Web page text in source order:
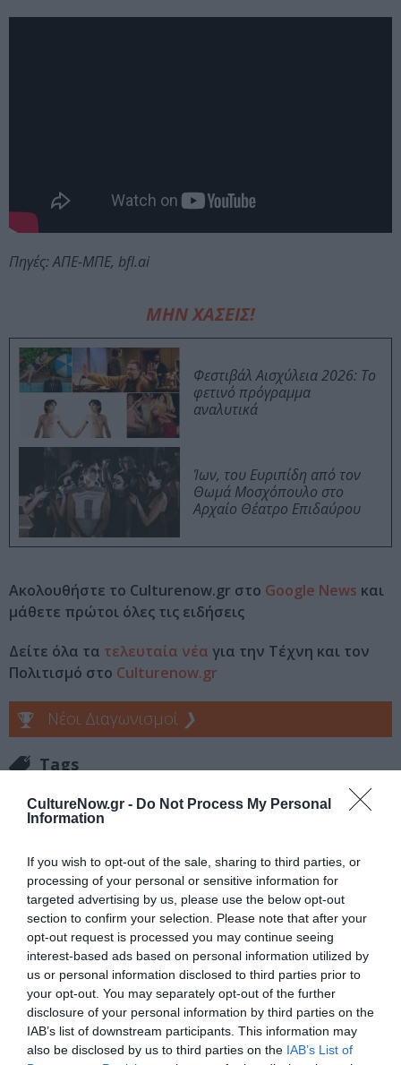
CultureNow.gr - Do Not Process My Personal
Information
If you wish to opt-out of the sale, sharing to third parties, or
processing of your personal or sensitive information for
targeted advertising by us, please use the below opt-out
section to confirm your selection. Please note that after your
opt-out request is processed you may continue seeing
interest-based ads based on personal information utilized by
us or personal information disclosed to third parties prior to
your opt-out. You may separately opt-out of the further
disclosure of your personal information by third parties on the
IAB’s list of downstream participants. This information may
also be disclosed by us to third parties on the IAB’s List of
Πηγές: ΑΠΕ-ΜΠΕ, bfl.ai
ΜΗΝ ΧΑΣΕΙΣ!
Φεστιβάλ Αισχύλεια 2026: Το
φετινό πρόγραμμα
αναλυτικά
Ίων, του Ευριπίδη από τον
Θωμά Μοσχόπουλο στο
Αρχαίο Θέατρο Επιδαύρου
Ακολουθήστε το Culturenow.gr στο Google News και
μάθετε πρώτοι όλες τις ειδήσεις
Δείτε όλα τα τελευταία νέα για την Τέχνη και τον
Πολιτισμό στο Culturenow.gr
Νέοι Διαγωνισμοί ❯
Tags
ΜΑΡΤΙΝ ΣΚΟΡΣΕΖΕ
Κάθε βδομάδα στο e-mail σας τα τελευταία νέα για
την Τέχνη και τον Πολιτισμό!
Ακολουθήστε το Culturenow.gr